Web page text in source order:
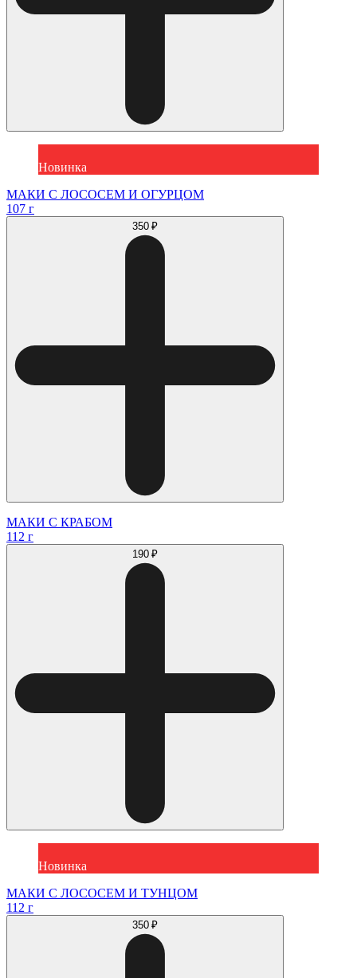
Новинка
МАКИ С ЛОСОСЕМ И ОГУРЦОМ
107 г
350 ₽
МАКИ С КРАБОМ
112 г
190 ₽
Новинка
МАКИ С ЛОСОСЕМ И ТУНЦОМ
112 г
350 ₽